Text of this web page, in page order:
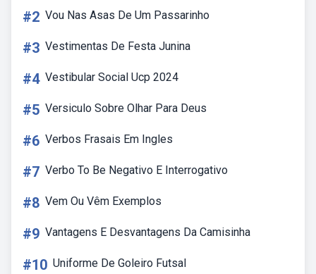
#2 Vou Nas Asas De Um Passarinho
#3 Vestimentas De Festa Junina
#4 Vestibular Social Ucp 2024
#5 Versiculo Sobre Olhar Para Deus
#6 Verbos Frasais Em Ingles
#7 Verbo To Be Negativo E Interrogativo
#8 Vem Ou Vêm Exemplos
#9 Vantagens E Desvantagens Da Camisinha
#10 Uniforme De Goleiro Futsal